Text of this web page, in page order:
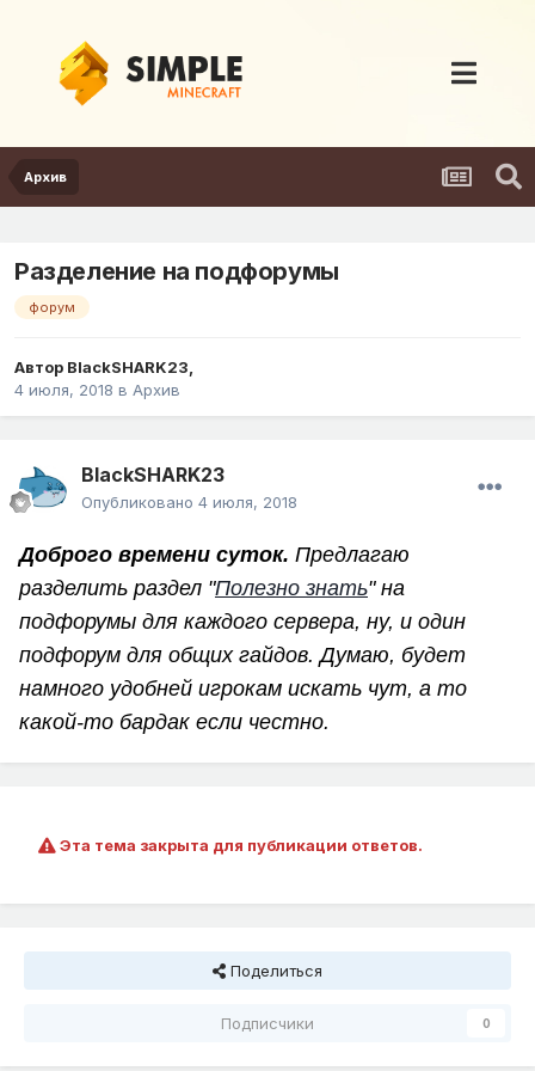
Архив
Разделение на подфорумы
форум
Автор BlackSHARK23,
4 июля, 2018 в Архив
BlackSHARK23
Опубликовано 4 июля, 2018
Доброго времени суток. Предлагаю
разделить раздел "Полезно знать" на
подфорумы для каждого сервера, ну, и один
подфорум для общих гайдов. Думаю, будет
намного удобней игрокам искать чут, а то
какой-то бардак если честно.
Эта тема закрыта для публикации ответов.
Поделиться
Подписчики 0